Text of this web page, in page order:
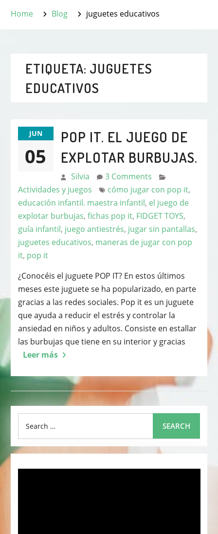
Home Blog juguetes educativos
ETIQUETA: JUGUETES
EDUCATIVOS
JUN
05
POP IT. EL JUEGO DE
EXPLOTAR BURBUJAS.
Silvia
3 Comments
Actividades y juegos
cómo jugar con pop it,
educación infantil. maestra infantil, el juego de
explotar burbujas, fichas pop it, FIDGET TOYS,
guía infantil, juego antiestrés, jugar sin pantallas,
juguetes educativos, maneras de jugar con pop
it, pop it
¿Conocéis el juguete POP IT? En estos últimos
meses este juguete se ha popularizado, en parte
gracias a las redes sociales. Pop it es un juguete
que ayuda a reducir el estrés y controlar la
ansiedad en niños y adultos. Consiste en estallar
las burbujas que tiene en su interior y gracias
Leer más
for:
SEARCH